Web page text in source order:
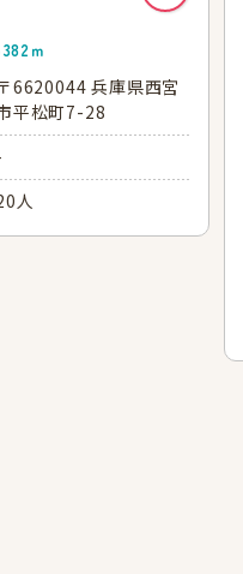
382ｍ
6620044 兵庫県西宮
平松町7-28
人